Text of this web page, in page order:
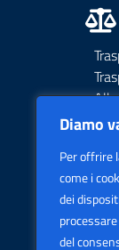
Diamo
Per offrire
come i
dei
del